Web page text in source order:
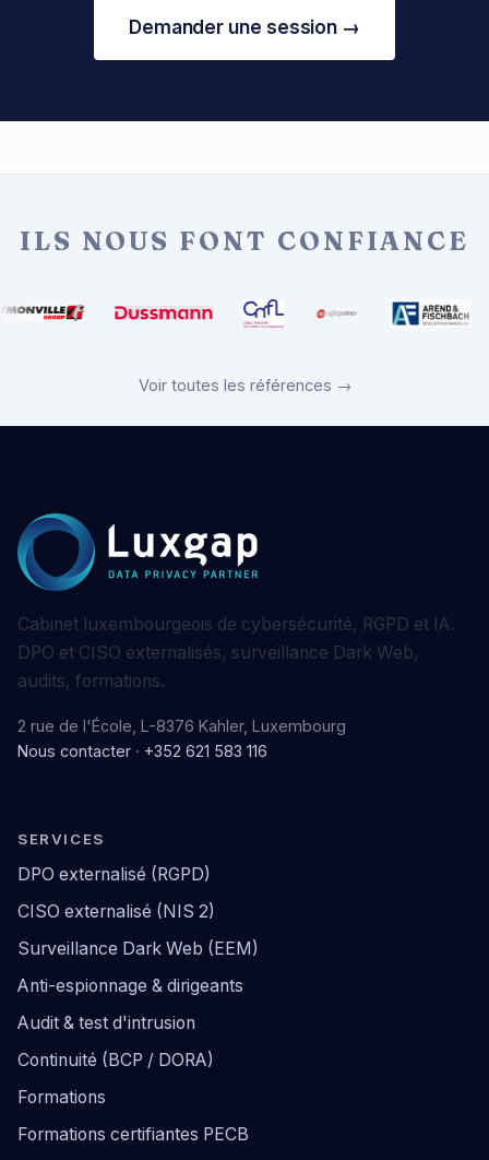
Demander une session →
ILS NOUS FONT CONFIANCE
Voir toutes les références →
Cabinet luxembourgeois de cybersécurité, RGPD et IA.
DPO et CISO externalisés, surveillance Dark Web,
audits, formations.
2 rue de l'École, L-8376 Kahler, Luxembourg
Nous contacter · +352 621 583 116
SERVICES
DPO externalisé (RGPD)
CISO externalisé (NIS 2)
Surveillance Dark Web (EEM)
Anti-espionnage & dirigeants
Audit & test d'intrusion
Continuité (BCP / DORA)
Formations
Formations certifiantes PECB